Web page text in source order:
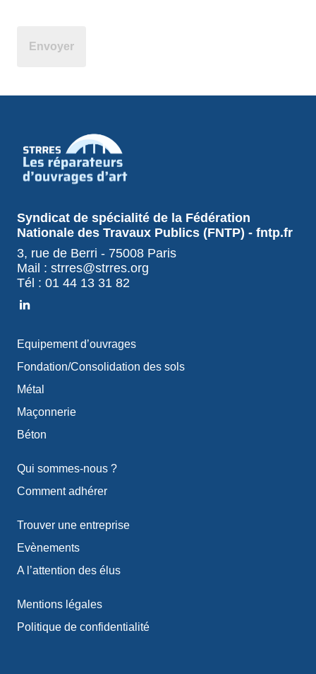
Syndicat de spécialité de la Fédération
Nationale des Travaux Publics (FNTP) - fntp.fr
3, rue de Berri - 75008 Paris
Mail : strres@strres.org
Tél : 01 44 13 31 82
Equipement d’ouvrages
Fondation/Consolidation des sols
Métal
Maçonnerie
Béton
Qui sommes-nous ?
Comment adhérer
Trouver une entreprise
Evènements
A l’attention des élus
Mentions légales
Politique de confidentialité